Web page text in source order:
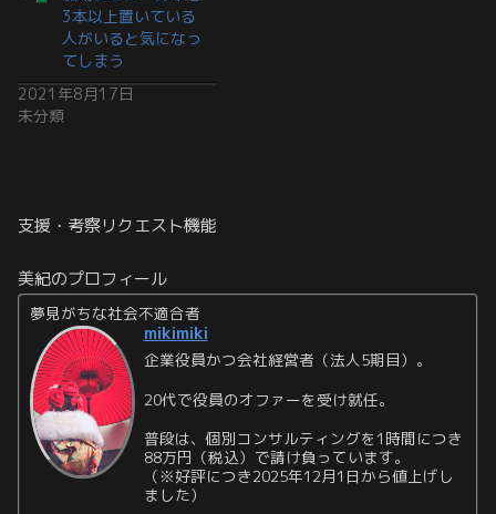
3本以上置いている
人がいると気になっ
てしまう
2021年8月17日
未分類
支援・考察リクエスト機能
美紀のプロフィール
夢見がちな社会不適合者
mikimiki
企業役員かつ会社経営者（法人5期目）。
20代で役員のオファーを受け就任。
普段は、個別コンサルティングを1時間につき
88万円（税込）で請け負っています。
（※好評につき2025年12月1日から値上げし
ました）